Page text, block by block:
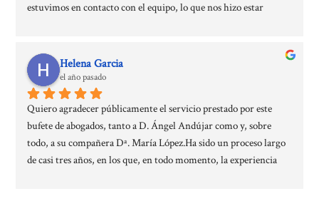
estuvimos en contacto con el equipo, lo que nos hizo estar
muchísimo la ayuda que nos habéis prestado.
Helena Garcia
el año pasado
Quiero agradecer públicamente el servicio prestado por este
bufete de abogados, tanto a D. Ángel Andújar como y, sobre
todo, a su compañera Dª. María López.Ha sido un proceso largo
de casi tres años, en los que, en todo momento, la experiencia